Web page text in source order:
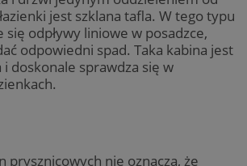
jest szklana tafla. W tego typu
odpływy liniowe w posadzce,
odpowiedni spad. Taka kabina jest
doskonale sprawdza się w
prysznicowych nie oznacza, że